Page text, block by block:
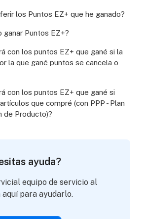
los Puntos EZ+ que he ganado?
ganar Puntos EZ+?
con los puntos EZ+ que gané si la
la que gané puntos se cancela o
con los puntos EZ+ que gané si
que compré (con PPP - Plan
de Producto)?
ayuda?
equipo de servicio al
para ayudarlo.